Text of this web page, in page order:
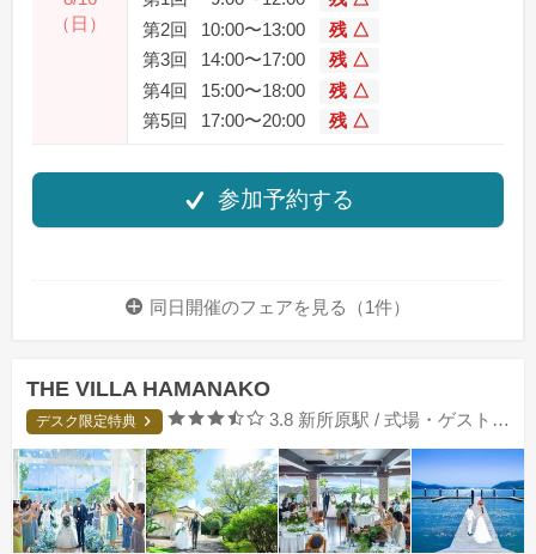
（日）
第2回
10:00〜13:00
残 △
第3回
14:00〜17:00
残 △
第4回
15:00〜18:00
残 △
第5回
17:00〜20:00 残 △
参加予約する
同日開催のフェアを 見る（1件）
THE VILLA HAMANAKO
デスク限定特典 口コミ評価
3.8 新所原駅 / 式場・ゲストハウス